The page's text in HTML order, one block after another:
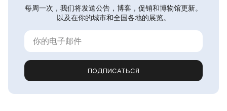
每周一次，我们将发送公告，博客，促销和博物馆更新。
以及在你的城市和全国各地的展览。
ПОДПИСАТЬСЯ